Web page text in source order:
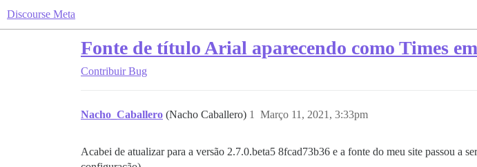
Discourse Meta
Fonte de título Arial aparecendo como Times
Contribuir Bug
Nacho_Caballero (Nacho Caballero) Março 11, 2021, 3:33pm
1
Acabei de atualizar para a versão 2.7.0.beta5 8fcad73b36 e a fonte do meu site passou a